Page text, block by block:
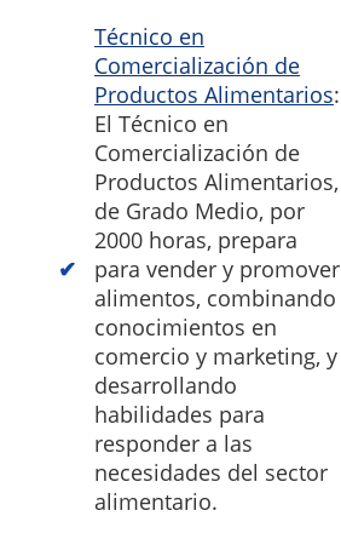
Técnico en
Comercialización de
Productos Alimentarios:
El Técnico en
Comercialización de
Productos Alimentarios,
de Grado Medio, por
2000 horas, prepara
para vender y promover
alimentos, combinando
conocimientos en
comercio y marketing, y
desarrollando
habilidades para
responder a las
necesidades del sector
alimentario.